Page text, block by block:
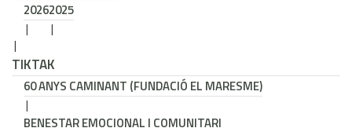
20262025
TIKTAK
60 ANYS CAMINANT (FUNDACIÓ EL MARESME)
BENESTAR EMOCIONAL I COMUNITARI